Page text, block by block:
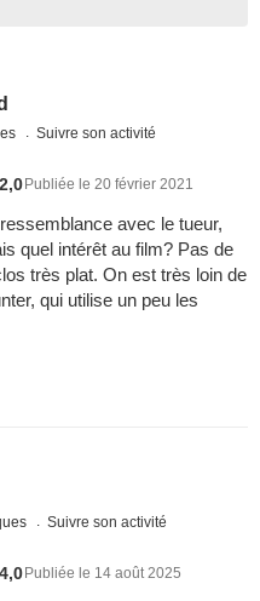
Suivre son activité
2,0Publiée le 20 février 2021
avec le tueur,
quel intérêt au film? Pas de
très plat. On est très loin de
qui utilise un peu les
Suivre son activité
4,0Publiée le 14 août 2025